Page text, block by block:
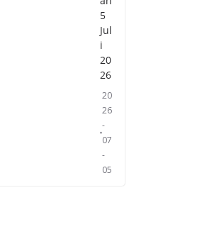
5
Jul
i
20
26
20
26
-
07
-
05